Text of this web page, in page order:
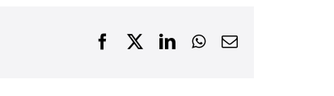
FacebookLinkedInWhatsApp
E-